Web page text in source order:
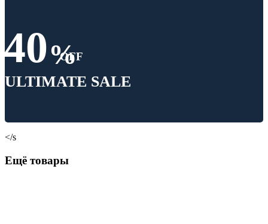
40%
OFF
ULTIMATE SALE
</s
Ещё товары